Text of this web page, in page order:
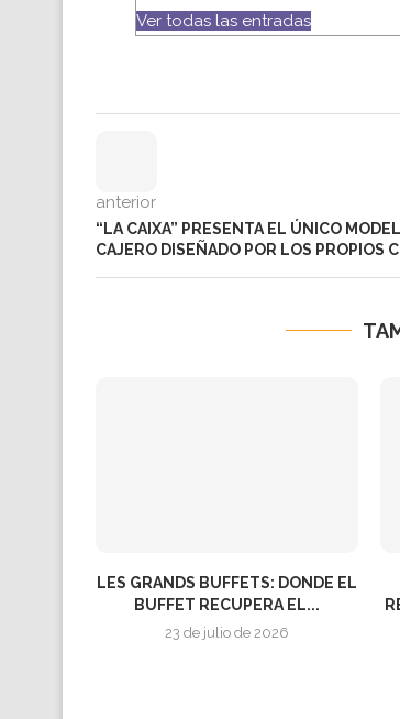
Ver todas las entradas
anterior
“LA CAIXA” PRESENTA EL ÚNICO
CAJERO DISEÑADO POR LOS PROPIOS
LES GRANDS BUFFETS: DONDE EL
BUFFET RECUPERA EL...
23 de julio de 2026